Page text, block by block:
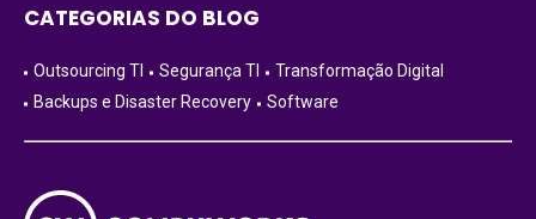
CATEGORIAS DO BLOG
Outsourcing TI Segurança TI
Transformação Digital
Backups e Disaster Recovery
Software